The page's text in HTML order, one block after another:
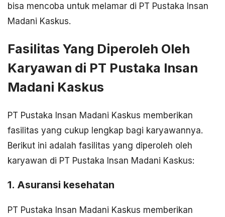
bisa mencoba untuk melamar di PT Pustaka Insan
Madani Kaskus.
Fasilitas Yang Diperoleh Oleh
Karyawan di PT Pustaka Insan
Madani Kaskus
PT Pustaka Insan Madani Kaskus memberikan
fasilitas yang cukup lengkap bagi karyawannya.
Berikut ini adalah fasilitas yang diperoleh oleh
karyawan di PT Pustaka Insan Madani Kaskus:
1. Asuransi kesehatan
PT Pustaka Insan Madani Kaskus memberikan